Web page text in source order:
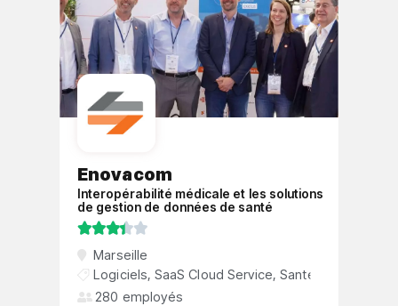
Enovacom
Interopérabilité médicale et les solutions
de gestion de données de santé

Marseille
Logiciels,SaaS Cloud Service,Santée
280 employés